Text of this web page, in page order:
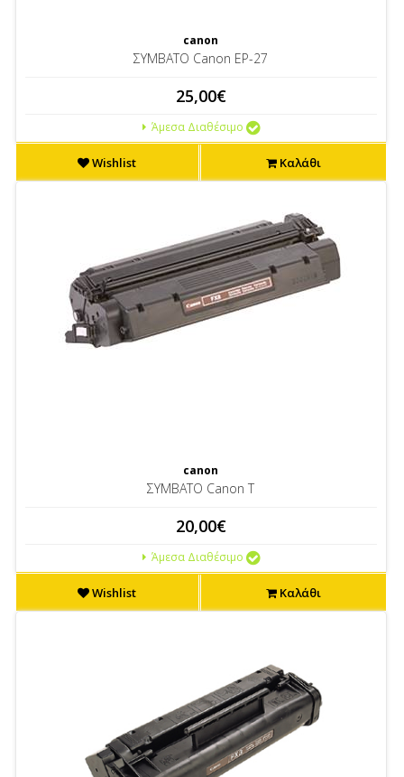
canon
ΣΥΜΒΑΤΟ Canon EP-27
25,00€
Άμεσα Διαθέσιμο
Wishlist Καλάθι
canon
ΣΥΜΒΑΤΟ Canon T
20,00€
Άμεσα Διαθέσιμο
Wishlist Καλάθι